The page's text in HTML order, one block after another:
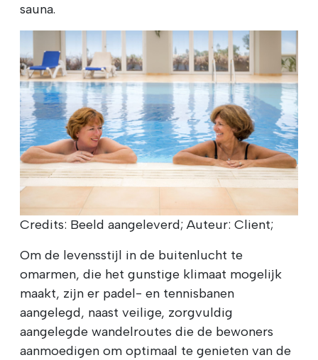
sauna.
Credits: Beeld aangeleverd; Auteur: Client;
Om de levensstijl in de buitenlucht te
omarmen, die het gunstige klimaat mogelijk
maakt, zijn er padel- en tennisbanen
aangelegd, naast veilige, zorgvuldig
aangelegde wandelroutes die de bewoners
aanmoedigen om optimaal te genieten van de